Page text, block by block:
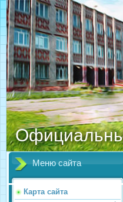
Меню сайта
Карта сайта